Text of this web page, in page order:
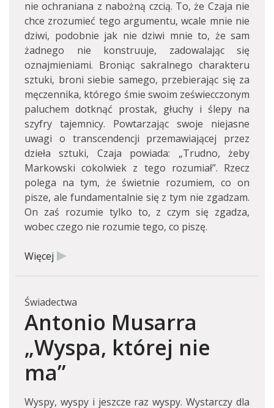
nie ochraniana z nabożną czcią. To, że Czaja nie
chce zrozumieć tego argumentu, wcale mnie nie
dziwi, podobnie jak nie dziwi mnie to, że sam
żadnego nie konstruuje, zadowalając się
oznajmieniami. Broniąc sakralnego charakteru
sztuki, broni siebie samego, przebierając się za
męczennika, którego śmie swoim zeświecczonym
paluchem dotknąć prostak, głuchy i ślepy na
szyfry tajemnicy. Powtarzając swoje niejasne
uwagi o transcendencji przemawiającej przez
dzieła sztuki, Czaja powiada: „Trudno, żeby
Markowski cokolwiek z tego rozumiał”. Rzecz
polega na tym, że świetnie rozumiem, co on
pisze, ale fundamentalnie się z tym nie zgadzam.
On zaś rozumie tylko to, z czym się zgadza,
wobec czego nie rozumie tego, co piszę.
Więcej
Świadectwa
Antonio Musarra
„Wyspa, której nie
ma”
Wyspy, wyspy i jeszcze raz wyspy. Wystarczy dla